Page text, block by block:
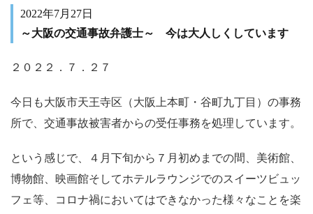
2022年7月27日
～大阪の交通事故弁護士～ 今は大人しくしています
２０２２．７．２７
今日も大阪市天王寺区（大阪上本町・谷町九丁目）の事務
所で、交通事故被害者からの受任事務を処理しています。
という感じで、４月下旬から７月初めまでの間、美術館、
博物館、映画館そしてホテルラウンジでのスイーツビュッ
フェ等、コロナ禍においてはできなかった様々なことを楽